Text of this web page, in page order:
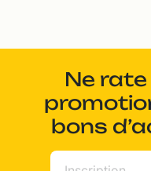
Ne
bons